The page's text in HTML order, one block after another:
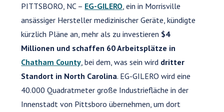
PITTSBORO, NC – EG-GILERO , ein in Morrisville
ansässiger Hersteller medizinischer Geräte, kündigte
kürzlich Pläne an, mehr als zu investieren $4
Millionen und schaffen 60 Arbeitsplätze in
Chatham County , bei dem, was sein wird dritter
Standort in North Carolina. EG-GILERO wird eine
40.000 Quadratmeter große Industriefläche in der
Innenstadt von Pittsboro übernehmen, um dort